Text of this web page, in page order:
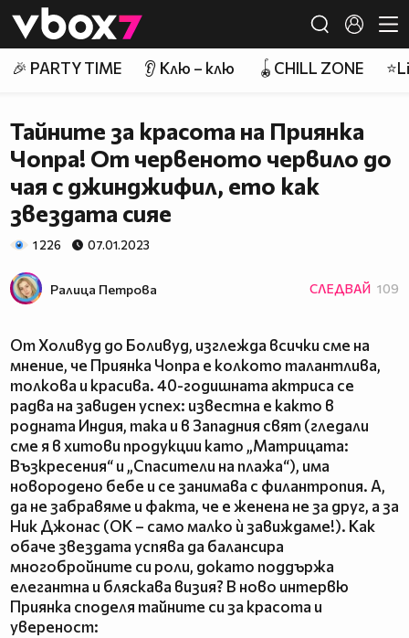
👾
🎉 PARTY TIME 👂 Клю – клю 🪀CHILL ZONE
Тайните за красота на Приянка
Чопра! От червеното червило до
чая с джинджифил, ето как
звездата сияе
1 226 07.01.2023
Ралица Петровa СЛЕДВАЙ 109
От Холивуд до Боливуд, изглежда всички сме на
мнение, че Приянка Чопра е колкото талантлива,
толкова и красива. 40-годишната актриса се
радва на завиден успех: известна е както в
родната Индия, така и в Западния свят (гледали
сме я в хитови продукции като „Матрицата:
Възкресения“ и „Спасители на плажа“), има
новородено бебе и се занимава с филантропия. А,
да не забравяме и факта, че е женена не за друг, а за
Ник Джонас (ОК – само малко ѝ завиждаме!). Как
обаче звездата успява да балансира
многобройните си роли, докато поддържа
елегантна и бляскава визия? В ново интервю
Приянка споделя тайните си за красота и
увереност: